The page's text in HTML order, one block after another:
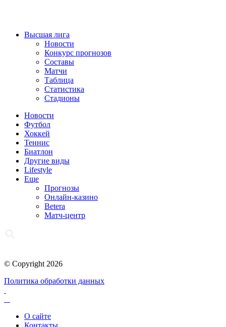
Высшая лига
Новости
Конкурс прогнозов
Составы
Матчи
Таблица
Статистика
Стадионы
Новости
Футбол
Хоккей
Теннис
Биатлон
Другие виды
Lifestyle
Еще
Прогнозы
Онлайн-казино
Betera
Матч-центр
© Copyright 2026
Политика обработки данных
О сайте
Контакты